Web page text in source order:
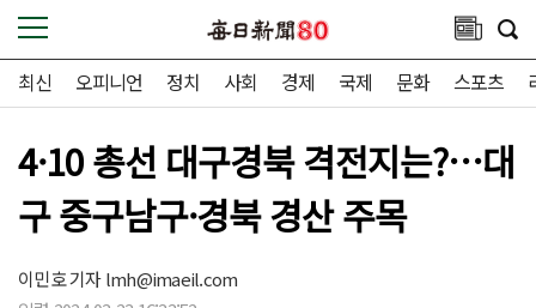
최신 오피니언 정치 사회 경제 국제 문화 스포츠
4·10 총선 대구경북 격전지는?…대
구 중구남구·경북 경산 주목
이민호 기자lmh@imaeil.com